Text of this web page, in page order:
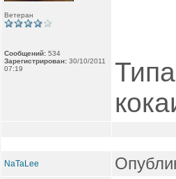
Ветеран
Сообщений: 534
Зарегистрирован: 30/10/2011
07:19
NaTaLee